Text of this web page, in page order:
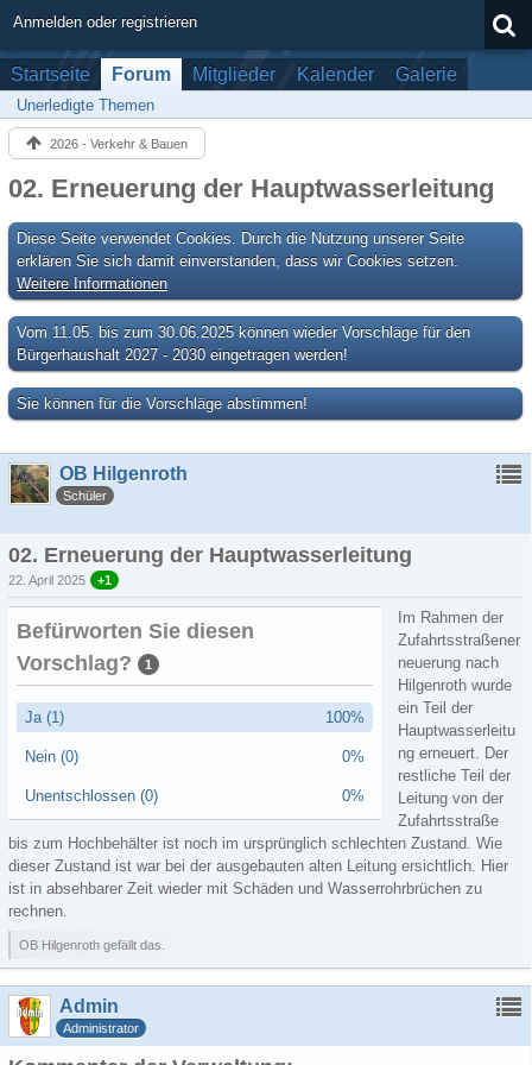
Anmelden oder registrieren
Startseite Forum Mitglieder Kalender Galerie
Unerledigte Themen
2026 - Verkehr & Bauen
02. Erneuerung der Hauptwasserleitung
Diese Seite verwendet Cookies. Durch die Nutzung unserer Seite
erklären Sie sich damit einverstanden, dass wir Cookies setzen.
Weitere Informationen
Vom 11.05. bis zum 30.06.2025 können wieder Vorschläge für den
Bürgerhaushalt 2027 - 2030 eingetragen werden!
Sie können für die Vorschläge abstimmen!
OB Hilgenroth
Schüler
02. Erneuerung der Hauptwasserleitung
22. April 2025 +1
Befürworten Sie diesen
Vorschlag?
1
Ja (1) 100%
Nein (0) 0%
Unentschlossen (0) 0%
Im Rahmen der
Zufahrtsstraßener
neuerung nach
Hilgenroth wurde
ein Teil der
Hauptwasserleitu
ng erneuert. Der
restliche Teil der
Leitung von der
Zufahrtsstraße
bis zum Hochbehälter ist noch im ursprünglich schlechten Zustand. Wie
dieser Zustand ist war bei der ausgebauten alten Leitung ersichtlich. Hier
ist in absehbarer Zeit wieder mit Schäden und Wasserrohrbrüchen zu
rechnen.
OB Hilgenroth gefällt das.
Admin
Administrator